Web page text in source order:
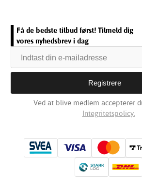
Få de bedste tilbud først! Tilmeld dig
vores nyhedsbrev i dag
Ved at blive medlem accepterer
Integritetspolicy.